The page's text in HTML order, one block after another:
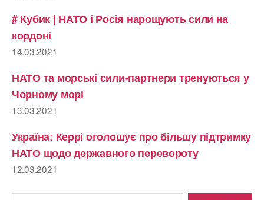
# Кубик | НАТО і Росія нарощують сили на
кордоні
14.03.2021
НАТО та морські сили-партнери тренуються у
Чорному морі
13.03.2021
Україна: Керрі оголошує про більшу підтримку
НАТО щодо державного перевороту
12.03.2021